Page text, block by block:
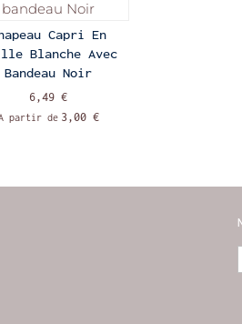
Capri En
Blanche Avec
Bandeau Noir
6,49 €
partir de 3,00 €